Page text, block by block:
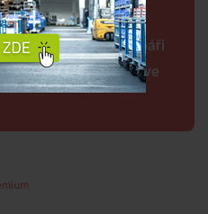
před očima. Rybáři
a přesouvají ryby ve